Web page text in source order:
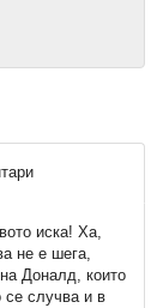
иска! Ха,
не е шега,
Доналд, които
се случва и в